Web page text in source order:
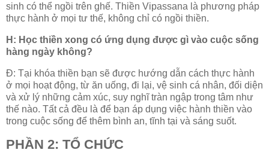
sinh có thể ngồi trên ghế. Thiền Vipassana là phương pháp
thực hành ở mọi tư thế, không chỉ có ngồi thiền.
H: Học thiền xong có ứng dụng được gì vào cuộc sống
hàng ngày không?
Đ: Tại khóa thiền bạn sẽ được hướng dẫn cách thực hành
ở mọi hoạt động, từ ăn uống, đi lại, vệ sinh cá nhân, đối diện
và xử lý những cảm xúc, suy nghĩ tràn ngập trong tâm như
thế nào. Tất cả đều là để bạn áp dụng việc hành thiền vào
trong cuộc sống để thêm bình an, tĩnh tại và sáng suốt.
PHẦN 2: TỔ CHỨC